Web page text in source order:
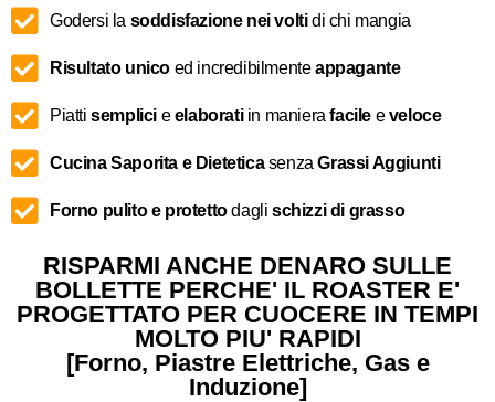
Godersi la soddisfazione nei voltidi chi mangia
Risultato unico ed incredibilmenteappagante
Piattisemplici eelaboratiin manierafacile eveloce
Cucina Saporita e Dieteticasenza Grassi Aggiunti
Forno pulito e protettodaglischizzi di grasso
RISPARMI ANCHE DENARO SULLE
BOLLETTE PERCHE' IL ROASTER E'
PROGETTATO PER CUOCERE IN TEMPI
MOLTO PIU' RAPIDI
[Forno, Piastre Elettriche, Gas e
Induzione]